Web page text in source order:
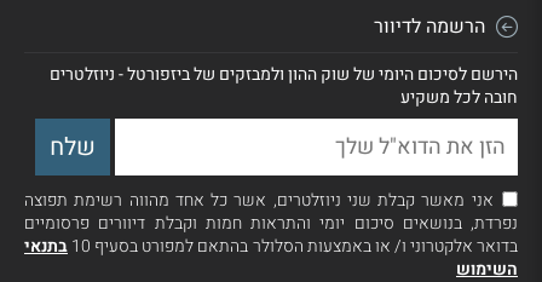
הרשמה לדיוור
הירשם לסיכום היומי של שוק ההון ולמבזקים של ביזפורטל - ניוזלטרים
חובה לכל משקיע
אני מאשר קבלת שני ניוזלטרים, אשר כל אחד מהווה רשימת תפוצה
נפרדת, בנושאים סיכום יומי והתראות חמות וקבלת דיוורים פרסומיים
בדואר אלקטרוני ו/ או באמצעות הסלולר בהתאם למפורט בסעיף 10
בתנאי
השימוש